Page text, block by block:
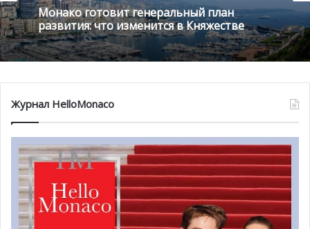
2 августа , 2026
1 августа , 2026
Благотворительный забег в Монако
помог детям на пяти континентах
Журнал HelloMonaco